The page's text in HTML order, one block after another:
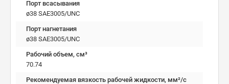
Порт всасывания
ø38 SAE3005/UNC
Порт нагнетания
ø38 SAE3005/UNC
Рабочий объем, см³
70.74
Рекомендуемая вязкость рабочей жидкости, мм²/с